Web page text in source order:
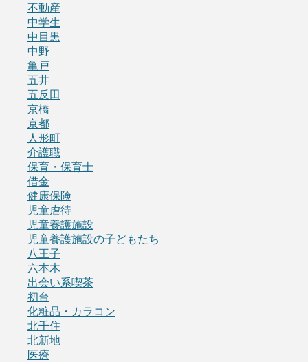
不動産
中学生
中目黒
中野
亀戸
五井
五反田
京橋
京都
人形町
介護職
保育・保育士
借金
健康保険
児童虐待
児童養護施設
児童養護施設の子どもたち
八王子
六本木
出会い系喫茶
初台
化粧品・カラコン
北千住
北新地
医療